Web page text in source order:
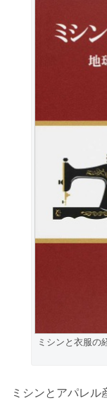
ミシンと衣服の
ミシンとアパレル